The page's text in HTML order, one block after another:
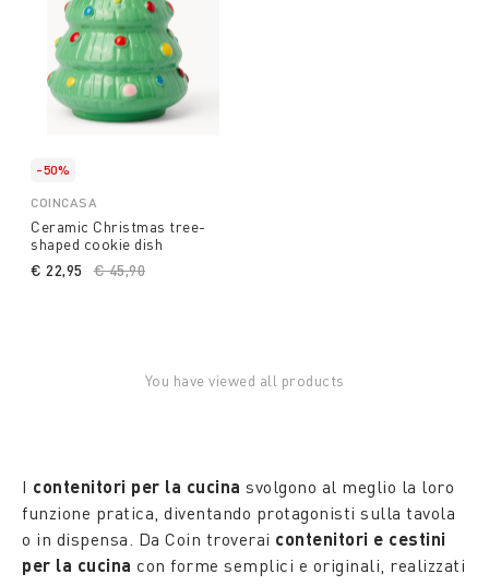
-50%
COINCASA
Ceramic Christmas tree-
shaped cookie dish
Price reduced from
€ 45,90
€ 22,95
You have viewed all products
I contenitori per la cucina svolgono al meglio la loro
funzione pratica, diventando protagonisti sulla tavola
o in dispensa. Da Coin troverai contenitori e cestini
per la cucina con forme semplici e originali, realizzati